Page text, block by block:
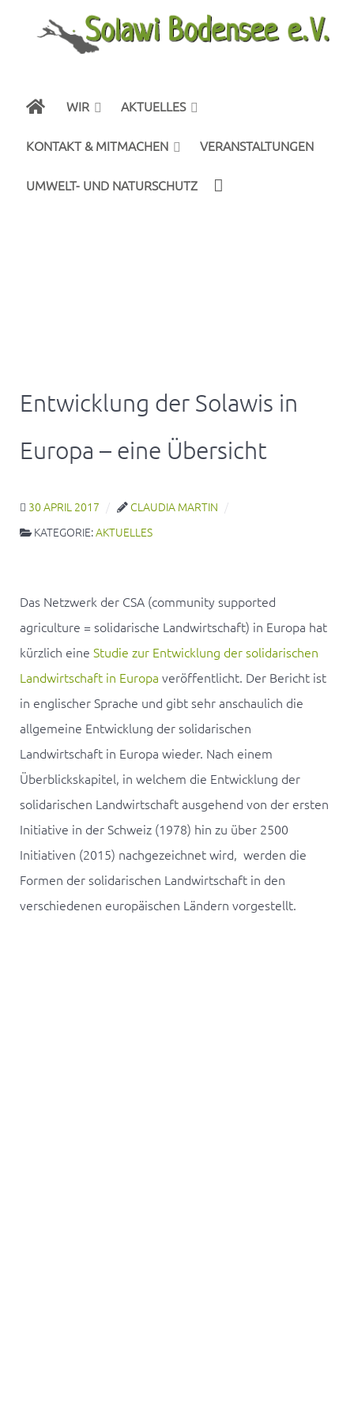
WIR AKTUELLES
KONTAKT & MITMACHEN VERANSTALTUNGEN
UMWELT- UND NATURSCHUTZ
Entwicklung der Solawis in
Europa – eine Übersicht
30 APRIL 2017
CLAUDIA MARTIN
KATEGORIE:AKTUELLES
Das Netzwerk der CSA (community supported
agriculture = solidarische Landwirtschaft) in Europa hat
kürzlich eine Studie zur Entwicklung der solidarischen
Landwirtschaft in Europa veröffentlicht. Der Bericht ist
in englischer Sprache und gibt sehr anschaulich die
allgemeine Entwicklung der solidarischen
Landwirtschaft in Europa wieder. Nach einem
Überblickskapitel, in welchem die Entwicklung der
solidarischen Landwirtschaft ausgehend von der ersten
Initiative in der Schweiz (1978) hin zu über 2500
Initiativen (2015) nachgezeichnet wird, werden die
Formen der solidarischen Landwirtschaft in den
verschiedenen europäischen Ländern vorgestellt.